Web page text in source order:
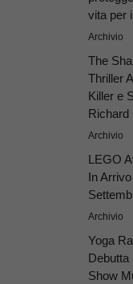
vita per
Archivio
The
Thriller
Killer e
Richard
Archivio
LEGO
In
Archivio
Yoga
Debutta
Show